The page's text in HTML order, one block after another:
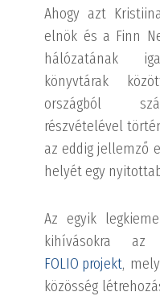
Ahogy azt
elnök és a Finn
hálózatának
könyvtárak
országból
részvételével
az eddig jellemző
helyét egy
Az egyik
kihívásokra
FOLIO projekt,
közösség